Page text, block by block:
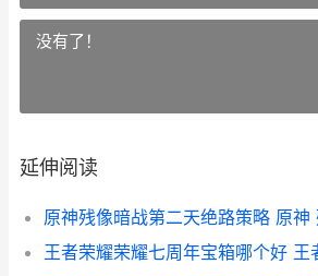
没有了！
延伸阅读
原神残像暗战第二天绝路策略 原神
王者荣耀荣耀七周年宝箱哪个好 王